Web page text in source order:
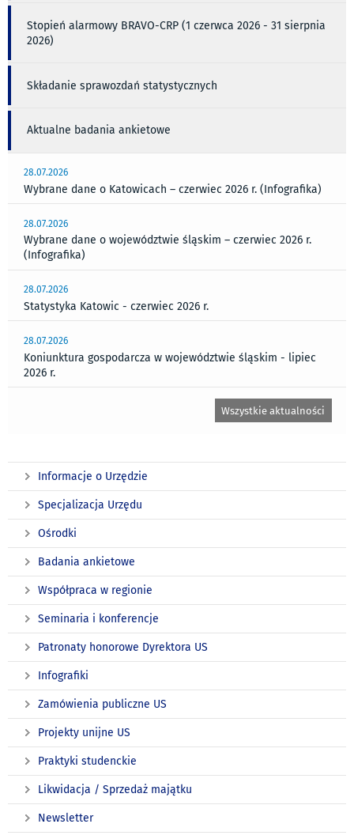
Stopień alarmowy BRAVO-CRP (1 czerwca 2026 - 31 sierpnia
2026)
Składanie sprawozdań statystycznych
Aktualne badania ankietowe
28.07.2026
Wybrane dane o Katowicach – czerwiec 2026 r. (Infografika)
28.07.2026
Wybrane dane o województwie śląskim – czerwiec 2026 r.
(Infografika)
28.07.2026
Statystyka Katowic - czerwiec 2026 r.
28.07.2026
Koniunktura gospodarcza w województwie śląskim - lipiec
2026 r.
Wszystkie aktualności
Informacje o Urzędzie
Specjalizacja Urzędu
Ośrodki
Badania ankietowe
Współpraca w regionie
Seminaria i konferencje
Patronaty honorowe Dyrektora US
Infografiki
Zamówienia publiczne US
Projekty unijne US
Praktyki studenckie
Likwidacja / Sprzedaż majątku
Newsletter